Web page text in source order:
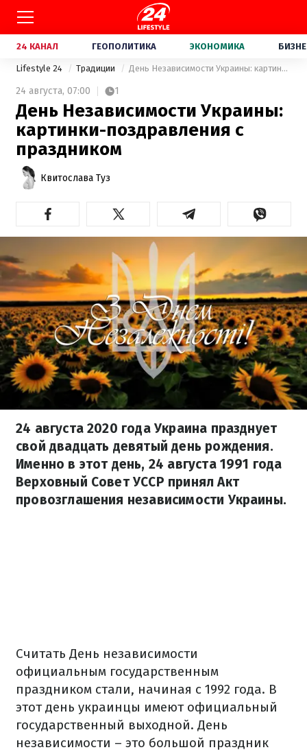
24 КАНАЛ ГЕОПОЛИТИКА ЭКОНОМИКА
Lifestyle 24 Традиции День Независимости Украины: картинки-поздравления с праздником
24 августа, 07:00 1
День Независимости Украины:
картинки-поздравления с
праздником
Квитослава Туз
24 августа 2020 года Украина празднует
свой двадцать девятый день рождения.
Именно в этот день, 24 августа 1991 года
Верховный Совет УССР принял Акт
провозглашения независимости Украины.
Считать День независимости
официальным государственным
праздником стали, начиная с 1992 года. В
этот день украинцы имеют официальный
государственный выходной. День
независимости – это большой праздник